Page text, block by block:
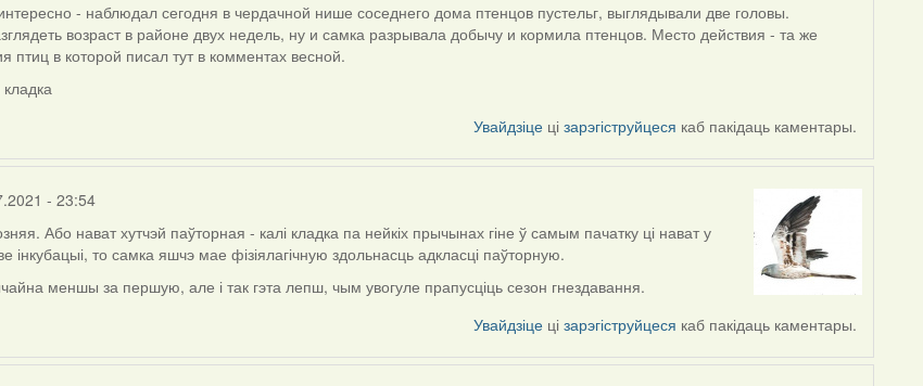
- наблюдал сегодня в чердачной нише соседнего дома птенцов пустельг, выглядывали две головы.
возраст в районе двух недель, ну и самка разрывала добычу и кормила птенцов. Место действия - та же
птиц в которой писал тут в комментах весной.
Увайдзіце цізарэгіструйцеся каб пакідаць каментары.
- 23:54
Або нават хутчэй паўторная - калі кладка па нейкіх прычынах гіне ў самым пачатку ці нават у
інкубацыі, то самка яшчэ мае фізіялагічную здольнасць адкласці паўторную.
меншы за першую, але і так гэта лепш, чым увогуле прапусціць сезон гнездавання.
Увайдзіце цізарэгіструйцеся каб пакідаць каментары.